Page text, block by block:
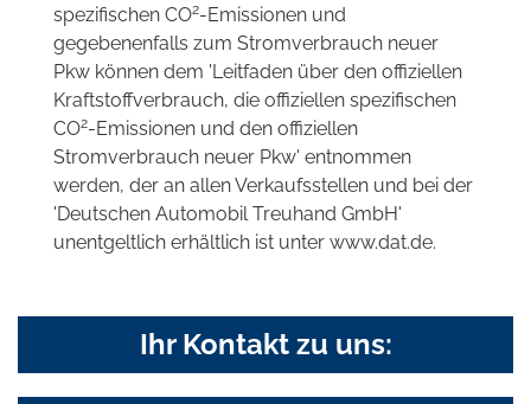
spezifischen CO2-Emissionen und
gegebenenfalls zum Stromverbrauch neuer
Pkw können dem 'Leitfaden über den offiziellen
Kraftstoffverbrauch, die offiziellen spezifischen
CO2-Emissionen und den offiziellen
Stromverbrauch neuer Pkw' entnommen
werden, der an allen Verkaufsstellen und bei der
'Deutschen Automobil Treuhand GmbH'
unentgeltlich erhältlich ist unter www.dat.de.
Ihr Kontakt zu uns: